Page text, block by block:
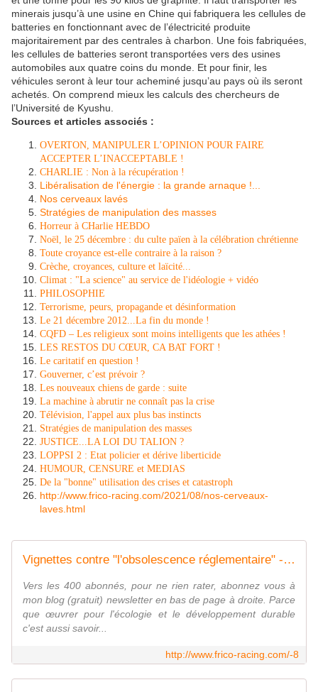
minerais jusqu’à une usine en Chine qui fabriquera les cellules de
batteries en fonctionnant avec de l’électricité produite
majoritairement par des centrales à charbon. Une fois fabriquées,
les cellules de batteries seront transportées vers des usines
automobiles aux quatre coins du monde. Et pour finir, les
véhicules seront à leur tour acheminé jusqu’au pays où ils seront
achetés. On comprend mieux les calculs des chercheurs de
l’Université de Kyushu.
Sources et articles associés :
OVERTON, MANIPULER L’OPINION POUR FAIRE
ACCEPTER L’INACCEPTABLE !
CHARLIE : Non à la récupération !
Libéralisation de l'énergie : la grande arnaque !...
Nos cerveaux lavés
Stratégies de manipulation des masses
Horreur à CHarlie HEBDO
Noël, le 25 décembre : du culte païen à la célébration chrétienne
Toute croyance est-elle contraire à la raison ?
Crèche, croyances, culture et laïcité...
Climat : "La science" au service de l'idéologie + vidéo
PHILOSOPHIE
Terrorisme, peurs, propagande et désinformation
Le 21 décembre 2012...La fin du monde !
CQFD – Les religieux sont moins intelligents que les athées !
LES RESTOS DU CŒUR, CA BAT FORT !
Le caritatif en question !
Gouverner, c’est prévoir ?
Les nouveaux chiens de garde : suite
La machine à abrutir ne connaît pas la crise
Télévision, l'appel aux plus bas instincts
Stratégies de manipulation des masses
JUSTICE...LA LOI DU TALION ?
LOPPSI 2 : Etat policier et dérive liberticide
HUMOUR, CENSURE et MEDIAS
De la "bonne" utilisation des crises et catastroph
http://www.frico-racing.com/2021/08/nos-cerveaux-
laves.html
Vignettes contre "l'obsolescence réglementaire" - frico-racing-passion moto
Vers les 400 abonnés, pour ne rien rater, abonnez vous à
mon blog (gratuit) newsletter en bas de page à droite. Parce
que œuvrer pour l'écologie et le développement durable
c'est aussi savoir...
http://www.frico-racing.com/-8